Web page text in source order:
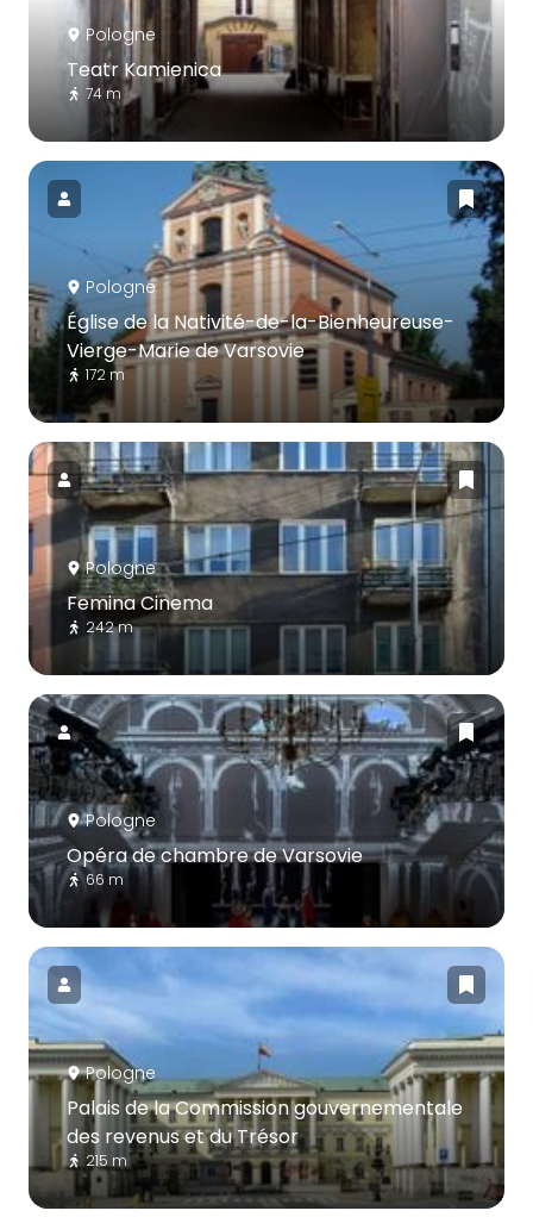
Pologne
Teatr Kamienica
74 m
Pologne
Église de la Nativité-de-la-Bienheureuse-
Vierge-Marie de Varsovie
172 m
Pologne
Femina Cinema
242 m
Pologne
Opéra de chambre de Varsovie
66 m
Pologne
Palais de la Commission gouvernementale
des revenus et du Trésor
215 m